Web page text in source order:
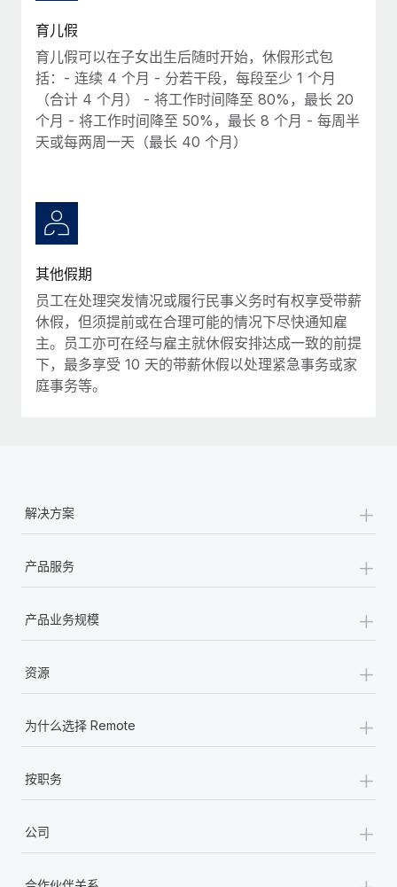
育儿假
育儿假可以在子女出生后随时开始，休假形式包
括：- 连续 4 个月 - 分若干段，每段至少 1 个月
（合计 4 个月） - 将工作时间降至 80%，最长 20
个月 - 将工作时间降至 50%，最长 8 个月 - 每周半
天或每两周一天（最长 40 个月）
其他假期
员工在处理突发情况或履行民事义务时有权享受带薪
休假，但须提前或在合理可能的情况下尽快通知雇
主。员工亦可在经与雇主就休假安排达成一致的前提
下，最多享受 10 天的带薪休假以处理紧急事务或家
庭事务等。
解决方案 +
产品服务 +
产品业务规模 +
资源 +
为什么选择 Remote +
按职务 +
公司 +